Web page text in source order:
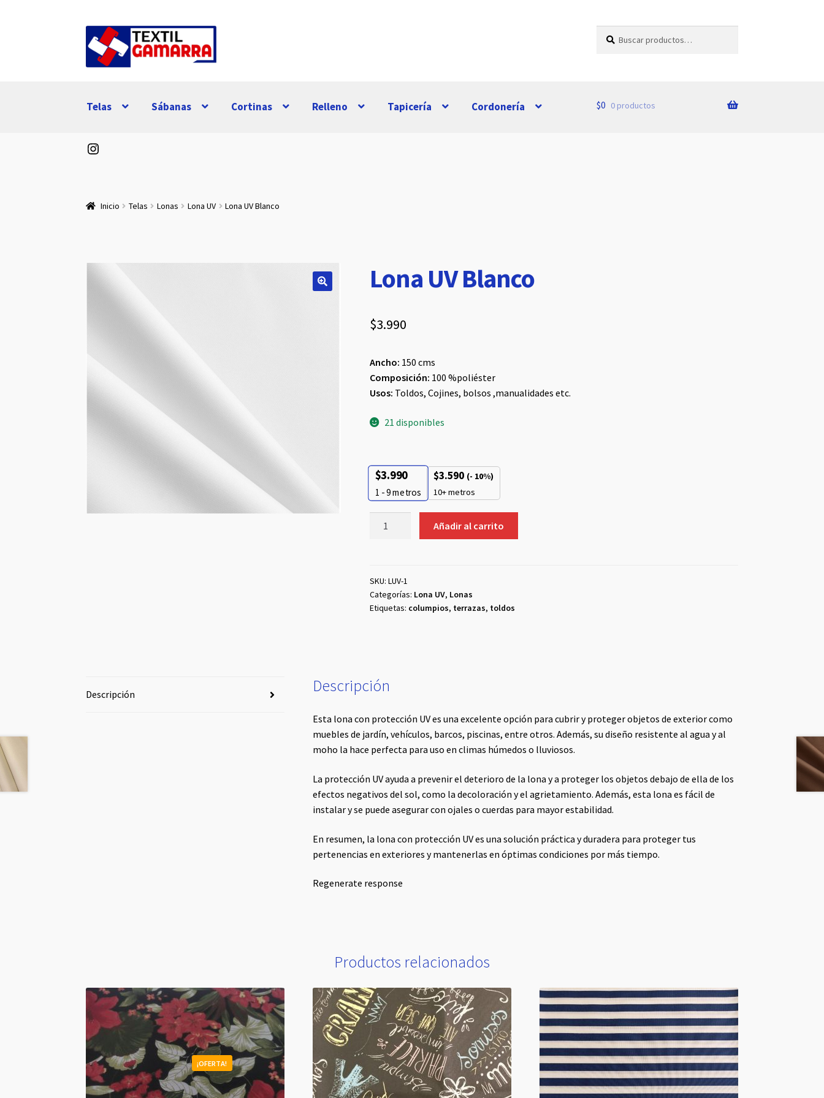
a
al
contenido
por:
Telas Sábanas Cortinas Relleno Tapicería Cordonería $0 0 productos
Instagram
Inicio Telas Lonas Lona UV Lona UV Blanco
Lona UV Blanco
$3.990
Ancho: 150 cms
Composición: 100 %poliéster
Usos: Toldos, Cojines, bolsos ,manualidades etc.
21 disponibles
$3.990
1 - 9metros
$3.590 (- 10%)
10+ metros
Añadir al carrito
SKU: LUV-1
Categorías: Lona UV, Lonas
Etiquetas: columpios, terrazas, toldos
Descripción Descripción
Esta lona con protección UV es una excelente opción para cubrir y proteger objetos de exterior como
muebles de jardín, vehículos, barcos, piscinas, entre otros. Además, su diseño resistente al agua y al
moho la hace perfecta para uso en climas húmedos o lluviosos.
La protección UV ayuda a prevenir el deterioro de la lona y a proteger los objetos debajo de ella de los
efectos negativos del sol, como la decoloración y el agrietamiento. Además, esta lona es fácil de
instalar y se puede asegurar con ojales o cuerdas para mayor estabilidad.
En resumen, la lona con protección UV es una solución práctica y duradera para proteger tus
pertenencias en exteriores y mantenerlas en óptimas condiciones por más tiempo.
Regenerate response
Productos relacionados
¡OFERTA!